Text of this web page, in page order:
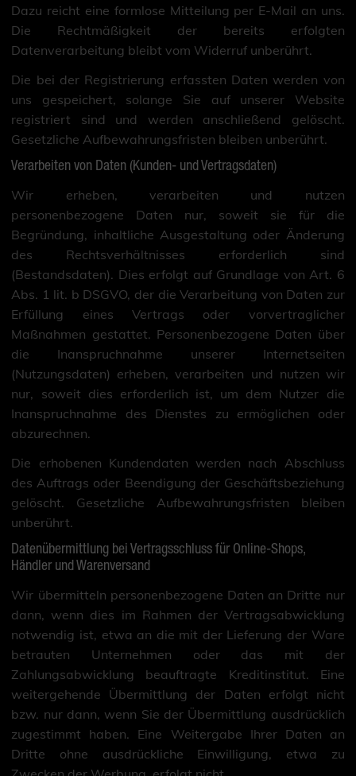
Dazu reicht eine formlose Mitteilung per E-Mail an uns.
Die Rechtmäßigkeit der bereits erfolgten
Datenverarbeitung bleibt vom Widerruf unberührt.
Die bei der Registrierung erfassten Daten werden von
uns gespeichert, solange Sie auf unserer Website
registriert sind und werden anschließend gelöscht.
Gesetzliche Aufbewahrungsfristen bleiben unberührt.
Verarbeiten von Daten (Kunden- und Vertragsdaten)
Wir erheben, verarbeiten und nutzen
personenbezogene Daten nur, soweit sie für die
Begründung, inhaltliche Ausgestaltung oder Änderung
des Rechtsverhältnisses erforderlich sind
(Bestandsdaten). Dies erfolgt auf Grundlage von Art. 6
Abs. 1 lit. b DSGVO, der die Verarbeitung von Daten zur
Erfüllung eines Vertrags oder vorvertraglicher
Maßnahmen gestattet. Personenbezogene Daten über
die Inanspruchnahme unserer Internetseiten
(Nutzungsdaten) erheben, verarbeiten und nutzen wir
nur, soweit dies erforderlich ist, um dem Nutzer die
Inanspruchnahme des Dienstes zu ermöglichen oder
abzurechnen.
Die erhobenen Kundendaten werden nach Abschluss
des Auftrags oder Beendigung der Geschäftsbeziehung
gelöscht. Gesetzliche Aufbewahrungsfristen bleiben
unberührt.
Datenübermittlung bei Vertragsschluss für Online-Shops,
Händler und Warenversand
Wir übermitteln personenbezogene Daten an Dritte nur
dann, wenn dies im Rahmen der Vertragsabwicklung
notwendig ist, etwa an die mit der Lieferung der Ware
betrauten Unternehmen oder das mit der
Zahlungsabwicklung beauftragte Kreditinstitut. Eine
weitergehende Übermittlung der Daten erfolgt nicht
bzw. nur dann, wenn Sie der Übermittlung ausdrücklich
zugestimmt haben. Eine Weitergabe Ihrer Daten an
Dritte ohne ausdrückliche Einwilligung, etwa zu